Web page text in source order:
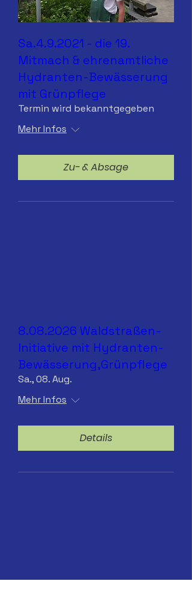
Sa.4.9.2021 - die 19.
Mitmach & ehrenamtliche
Hydranten-Bewässerung
mit Grünpflege
Termin wird bekanntgegeben
Mehr Infos
Zu- & Absage
8.08.2026 Waldstraßen-
Initiative mit Hydranten-
Bewässerung,Grünpflege
Sa., 08. Aug.
Mehr Infos
Details